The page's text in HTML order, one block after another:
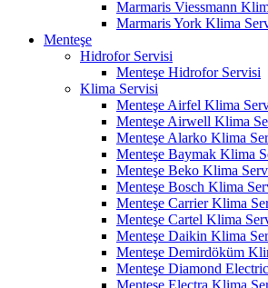
Marmaris Viessmann
Marmaris York Klima
Menteşe
Hidrofor Servisi
Menteşe Hidrofor Servisi
Klima Servisi
Menteşe Airfel Klima
Menteşe Airwell Klima
Menteşe Alarko Klima
Menteşe Baymak Klima
Menteşe Beko Klima
Menteşe Bosch Klima
Menteşe Carrier Klima
Menteşe Cartel Klima
Menteşe Daikin Klima
Menteşe Demirdöküm
Menteşe Diamond
Menteşe Electra Klima